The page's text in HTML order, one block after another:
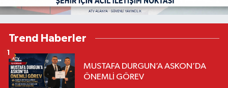
Trend Haberler
MUSTAFA DURGUN’A ASKON’DA
ÖNEMLİ GÖREV
1